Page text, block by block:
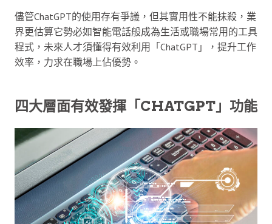
儘管ChatGPT的使用存有爭議，但其實用性不能抺殺，業
界更估算它勢必如智能電話般成為生活或職場常用的工具
程式，未來人才須懂得有效利用「ChatGPT」，提升工作
效率，力求在職場上佔優勢。
四大層面有效發揮「CHATGPT」功能